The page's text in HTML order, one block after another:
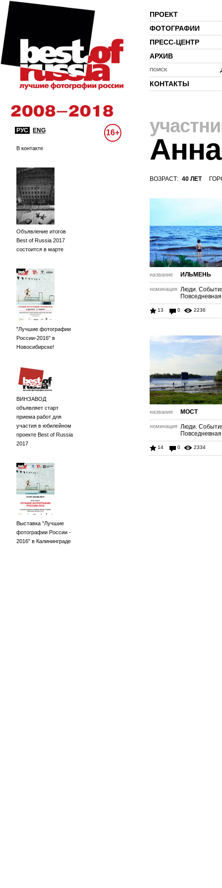
ПРОЕКТ
ФОТОГРАФИИ
ПРЕСС-ЦЕНТР
АРХИВ
ПОИСК
КОНТАКТЫ
РУС ENG 16+
В контакте
Объявление итогов
Best of Russia 2017
состоится в марте
"Лучшие фотографии
России-2016" в
Новосибирске!
ВИНЗАВОД
объявляет старт
приема работ для
участия в юбилейном
проекте Best of Russia
2017
Выставка "Лучшие
фотографии России -
2016" в Калининграде
ВОЗРАСТ: 40 ЛЕТ
название ИЛЬМЕНЬ
номинация Люди.
13 0 2236
название МОСТ
номинация Люди.
14 0 2334